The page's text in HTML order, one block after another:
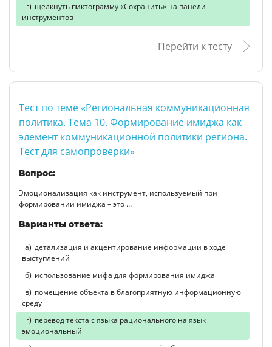
щелкнуть пиктограмму «Сохранить» на панели
инструментов
Перейти к тесту
Тест по теме «Региональная коммуникационная
политика. Тема 10. Формирование имиджа как
элемент коммуникационной политики региона.
Тест для самопроверки»
Вопрос:
Эмоционализация как инструмент, используемый при
формировании имиджа – это …
Варианты ответа:
детализация и акцентирование информации в ходе
выступлений
использование мифа для формирования имиджа
помещение объекта в благоприятную информационную
среду
перевод текста с языка рационального на язык
эмоциональный